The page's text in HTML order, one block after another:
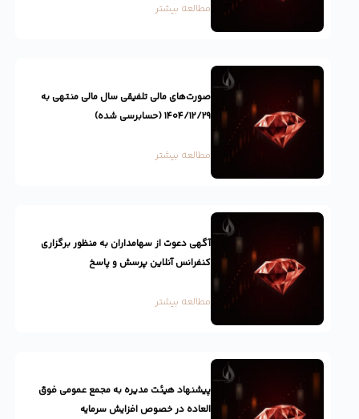
مطالعه بیشتر
صورت‌های مالی تلفیقی سال مالی منتهی به
۱۴۰۴/۱۲/۲۹ (حسابرسی شده)
مطالعه بیشتر
آگهی دعوت از سهامداران به منظور برگزاری
کنفرانس آنلاین پرسش و پاسخ
مطالعه بیشتر
پیشنهاد هیئت مدیره به مجمع عمومی فوق
العاده در خصوص افزایش سرمایه